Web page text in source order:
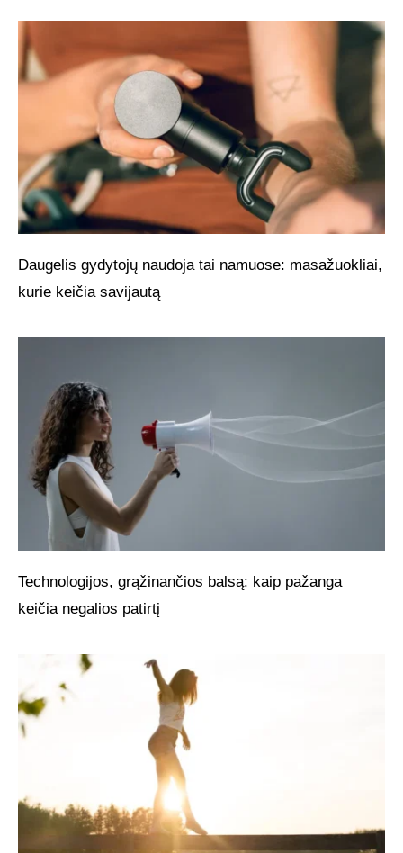
Daugelis gydytojų naudoja tai namuose: masažuokliai,
kurie keičia savijautą
Technologijos, grąžinančios balsą: kaip pažanga
keičia negalios patirtį